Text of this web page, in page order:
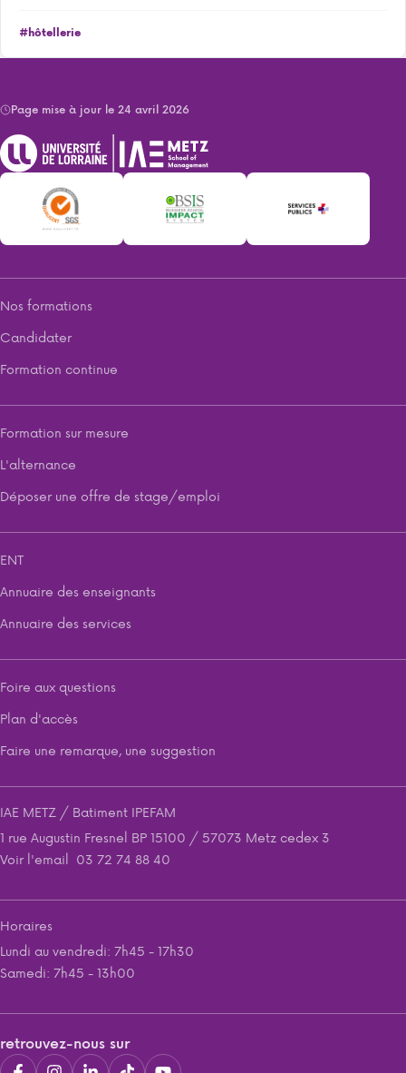
#hôtellerie
Page mise à jour le 24 avril 2026
Nos formations
Candidater
Formation continue
Formation sur mesure
L'alternance
Déposer une offre de stage/emploi
ENT
Annuaire des enseignants
Annuaire des services
Foire aux questions
Plan d'accès
Faire une remarque, une suggestion
IAE METZ / Batiment IPEFAM
1 rue Augustin Fresnel BP 15100 / 57073 Metz cedex 3
Voir l'email 03 72 74 88 40
Horaires
Lundi au vendredi: 7h45 - 17h30
Samedi: 7h45 - 13h00
retrouvez-nous sur